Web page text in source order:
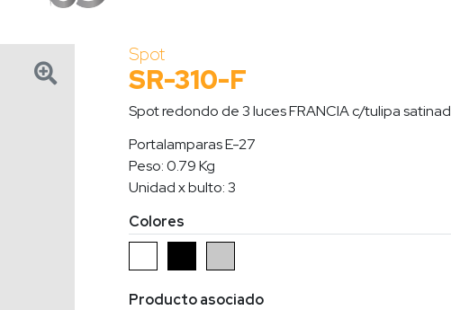
SR-310BLA/F
Spot
SR-310-F
Spot redondo de 3 luces FRANCIA c/tulipa satinad
Portalamparas E-27
Peso: 0.79 Kg
Unidad x bulto: 3
Colores
Producto asociado